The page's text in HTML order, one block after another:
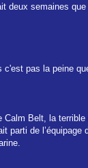
deux semaines
pas la peine
Belt, la
de